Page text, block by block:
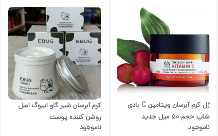
ژل کرم آبرسان ویتامین C بادی
شاپ حجم 50 میل جدید
ناموجود
کرم آبرسان شیر گاو ایبوگ اصل
روشن کننده پوست
ناموجود